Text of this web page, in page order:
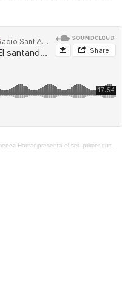
el seu primer curtmetratge al Teatre Núria Espert